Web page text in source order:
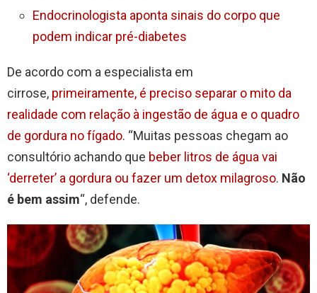
Endocrinologista aponta sinais do corpo que
podem indicar pré-diabetes
De acordo com a especialista em
cirrose, primeiramente, é preciso separar o mito da
realidade com relação à ingestão de água e o quadro
de gordura no fígado. “Muitas pessoas chegam ao
consultório achando que beber litros de água vai
‘derreter’ a gordura ou fazer um detox milagroso. Não
é bem assim“, defende.